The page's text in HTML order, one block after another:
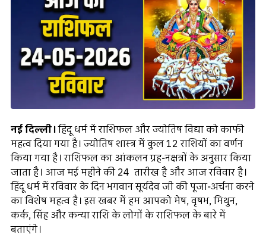
नई दिल्ली।हिंदू धर्म में राशिफल और ज्योतिष विद्या को काफी
महत्व दिया गया है। ज्योतिष शास्त्र में कुल 12 राशियों का वर्णन
किया गया है। राशिफल का आंकलन ग्रह-नक्षत्रों के अनुसार किया
जाता है। आज मई महीने की 24 तारीख है और आज रविवार है।
हिंदू धर्म में रविवार के दिन भगवान सूर्यदेव जी की पूजा-अर्चना करने
का विशेष महत्व है। इस खबर में हम आपको मेष, वृषभ, मिथुन,
कर्क, सिंह और कन्या राशि के लोगों के राशिफल के बारे में
बताएंगे।